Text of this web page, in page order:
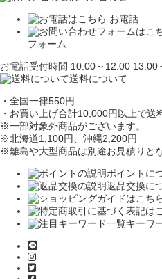
お電話
フォーム
お電話受付時間 10:00～12:00 13:00
送料について
・全国一律550円
・お買い上げ合計10,000円 以上で送
※一部対象外商品がございます。
※北海道1,100円、沖縄2,200円
※離島や大型商品は別途お見積りと
ポイントに
返品交換に
キーワ